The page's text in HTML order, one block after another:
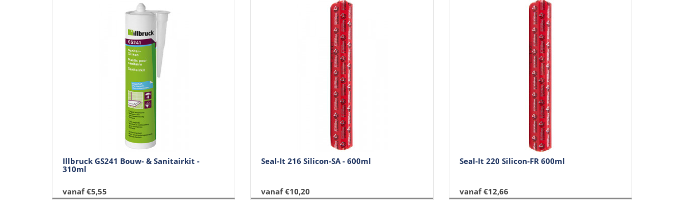
Illbruck GS241 Bouw- & Sanitairkit -
310ml
vanaf €5,55
Seal-It 216 Silicon-SA - 600ml
vanaf €10,20
Seal-It 220 Silicon-FR 600ml
vanaf €12,66